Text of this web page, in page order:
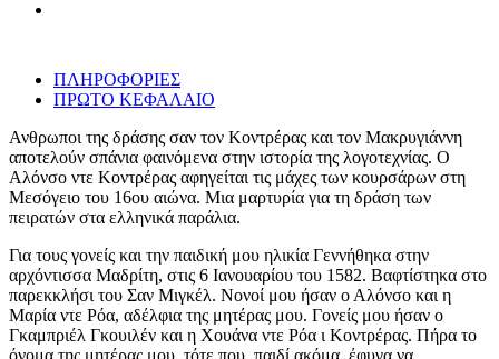
ΠΛΗΡΟΦΟΡΙΕΣ
ΠΡΩΤΟ ΚΕΦΑΛΑΙΟ
Ανθρωποι της δράσης σαν τον Κοντρέρας και τον Μακρυγιάννη
αποτελούν σπάνια φαινόμενα στην ιστορία της λογοτεχνίας. Ο
Αλόνσο ντε Κοντρέρας αφηγείται τις μάχες των κουρσάρων στη
Μεσόγειο του 16ου αιώνα. Μια μαρτυρία για τη δράση των
πειρατών στα ελληνικά παράλια.
Για τους γονείς και την παιδική μου ηλικία Γεννήθηκα στην
αρχόντισσα Μαδρίτη, στις 6 Ιανουαρίου του 1582. Βαφτίστηκα στο
παρεκκλήσι του Σαν Μιγκέλ. Νονοί μου ήσαν ο Αλόνσο και η
Μαρία ντε Ρόα, αδέλφια της μητέρας μου. Γονείς μου ήσαν ο
Γκαμπριέλ Γκουιλέν και η Χουάνα ντε Ρόα ι Κοντρέρας. Πήρα το